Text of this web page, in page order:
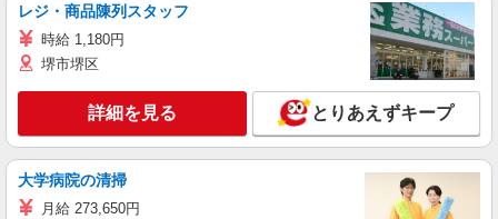
レジ・商品陳列スタッフ
時給 1,180円
堺市堺区
詳細を見る とりあえずキープ
大学病院の清掃
月給 273,650円